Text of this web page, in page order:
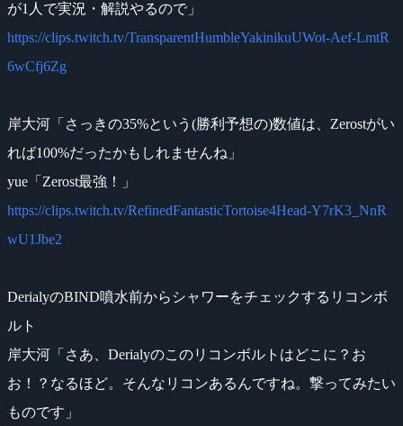
が1人で実況・解説やるので」
https://clips.twitch.tv/TransparentHumbleYakinikuUWot-Aef-LmtR
6wCfj6Zg
岸大河「さっきの35%という(勝利予想の)数値は、Zerostがい
れば100%だったかもしれませんね」
yue「Zerost最強！」
https://clips.twitch.tv/RefinedFantasticTortoise4Head-Y7rK3_NnR
wU1Jbe2
DerialyのBIND噴水前からシャワーをチェックするリコンボ
ルト
岸大河「さあ、Derialyのこのリコンボルトはどこに？お
お！？なるほど。そんなリコンあるんですね。撃ってみたい
ものです」